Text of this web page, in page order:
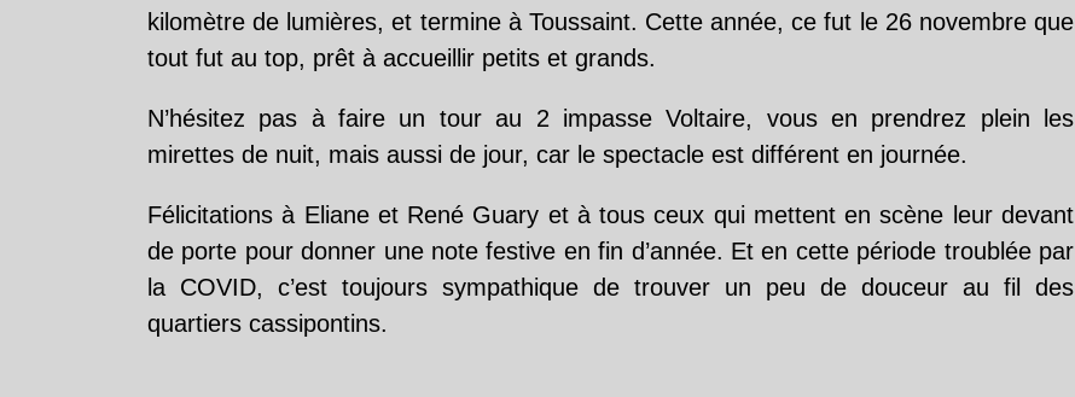
kilomètre de lumières, et termine à Toussaint. Cette année, ce fut le 26 novembre que
tout fut au top, prêt à accueillir petits et grands.
N’hésitez pas à faire un tour au 2 impasse Voltaire, vous en prendrez plein les
mirettes de nuit, mais aussi de jour, car le spectacle est différent en journée.
Félicitations à Eliane et René Guary et à tous ceux qui mettent en scène leur devant
de porte pour donner une note festive en fin d’année. Et en cette période troublée par
la COVID, c’est toujours sympathique de trouver un peu de douceur au fil des
quartiers cassipontins.